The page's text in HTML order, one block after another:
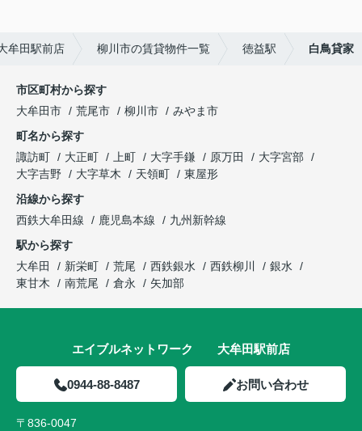
牟田駅前店 柳川市の賃貸物件一覧 徳益駅 白鳥貸家
市区町村から探す
大牟田市
荒尾市 柳川市
みやま市
町名から探す
諏訪町
大正町 上町 大字手鎌 原万田
大字宮部
大字吉野
大字草木 天領町
東屋形
沿線から探す
西鉄大牟田線
鹿児島本線
九州新幹線
駅から探す
大牟田
新栄町 荒尾 西鉄銀水 西鉄柳川
銀水
東甘木
南荒尾 倉永 矢加部
エイブルネットワーク 大牟田駅前店
0944-88-8487 お問い合わせ
〒836-0047